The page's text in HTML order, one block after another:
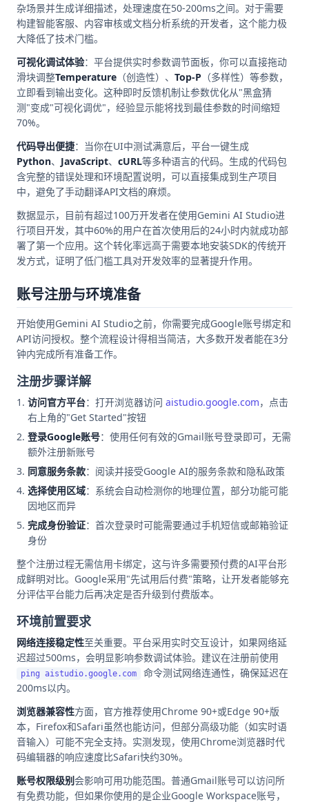
杂场景并生成详细描述，处理速度在50-200ms之间。对于需要
构建智能客服、内容审核或文档分析系统的开发者，这个能力极
大降低了技术门槛。
可视化调试体验：平台提供实时参数调节面板，你可以直接拖动
滑块调整Temperature （创造性）、 Top-P （多样性）等参数，
立即看到输出变化。这种即时反馈机制让参数优化从"黑盒猜
测"变成"可视化调优"，经验显示能将找到最佳参数的时间缩短
70%。
代码导出便捷：当你在UI中测试满意后，平台一键生成
Python、 JavaScript、 cURL等多种语言的代码。生成的代码包
含完整的错误处理和环境配置说明，可以直接集成到生产项目
中，避免了手动翻译API文档的麻烦。
数据显示，目前有超过100万开发者在使用Gemini AI Studio进
行项目开发，其中60%的用户在首次使用后的24小时内就成功部
署了第一个应用。这个转化率远高于需要本地安装SDK的传统开
发方式，证明了低门槛工具对开发效率的显著提升作用。
账号注册与环境准备
开始使用Gemini AI Studio之前，你需要完成Google账号绑定和
API访问授权。整个流程设计得相当简洁，大多数开发者能在3分
钟内完成所有准备工作。
注册步骤详解
访问官方平台：打开浏览器访问 aistudio.google.com，点击
右上角的"Get Started"按钮
登录Google账号：使用任何有效的Gmail账号登录即可，无需
额外注册新账号
同意服务条款：阅读并接受Google AI的服务条款和隐私政策
选择使用区域：系统会自动检测你的地理位置，部分功能可能
因地区而异
完成身份验证：首次登录时可能需要通过手机短信或邮箱验证
身份
整个注册过程无需信用卡绑定，这与许多需要预付费的AI平台形
成鲜明对比。Google采用"先试用后付费"策略，让开发者能够充
分评估平台能力后再决定是否升级到付费版本。
环境前置要求
网络连接稳定性至关重要。平台采用实时交互设计，如果网络延
迟超过500ms，会明显影响参数调试体验。建议在注册前使用
ping aistudio.google.com
命令测试网络连通性，确保延迟在
200ms以内。
浏览器兼容性方面，官方推荐使用Chrome 90+或Edge 90+版
本，Firefox和Safari虽然也能访问，但部分高级功能（如实时语
音输入）可能不完全支持。实测发现，使用Chrome浏览器时代
码编辑器的响应速度比Safari快约30%。
账号权限级别会影响可用功能范围。普通Gmail账号可以访问所
有免费功能，但如果你使用的是企业Google Workspace账号，